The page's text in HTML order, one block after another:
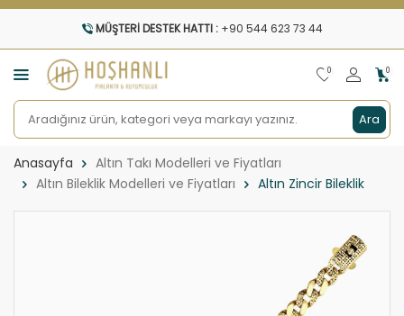
MÜŞTERI DESTEK HATTI : +90 544 623 73 44
Ara
0 0
Anasayfa
Altın Takı Modelleri ve Fiyatları
Altın Bileklik Modelleri ve Fiyatları
Altın Zincir Bileklik